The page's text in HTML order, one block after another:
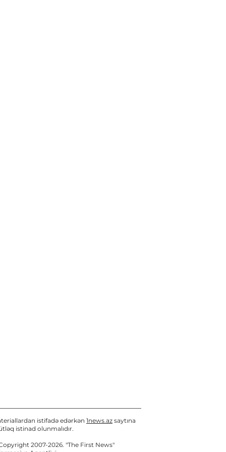
geri çağırılıb, yenisi təyin
olunub
istifadə edərkən 1news.az saytına
istinad olunmalıdır.
2007-2026. "The First News"